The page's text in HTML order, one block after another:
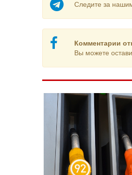
Следите за
Комментарии
Вы можете